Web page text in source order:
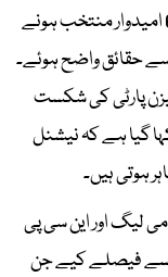
امیدوار کھڑے کیے گئے جن میں سے صرف 6 امیدوار منتخب ہونے
حقائق واضح ہوئے۔
پارٹی کی شکست
گیا ہے کہ نیشنل
ہوتی ہیں۔
لیگ اور این سی پی
ایسے فیصلے کیے جن